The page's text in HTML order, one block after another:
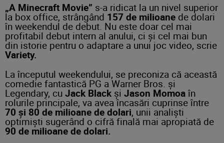
„A Minecraft Movie” s-a ridicat la un nivel superior
la box office, strângând 157 de milioane de dolari
în weekendul de debut. Nu este doar cel mai
profitabil debut intern al anului, ci şi cel mai bun
din istorie pentru o adaptare a unui joc video, scrie
Variety.
La începutul weekendului, se preconiza că această
comedie fantastică PG a Warner Bros. şi
Legendary, cu Jack Black şi Jason Momoa în
rolurile principale, va avea încasări cuprinse între
70 şi 80 de milioane de dolari, unii analişti
optimişti sugerând o cifră finală mai apropiată de
90 de milioane de dolari.